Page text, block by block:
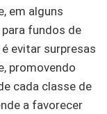
em alguns
fundos de
evitar surpresas
promovendo
cada classe de
a favorecer